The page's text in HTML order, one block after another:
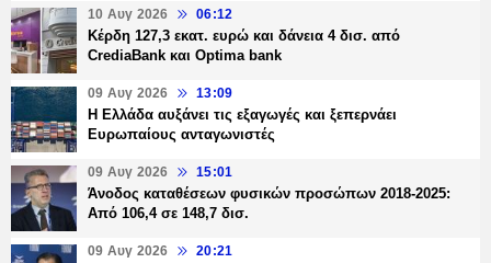
10 Αυγ 2026 06:12
Κέρδη 127,3 εκατ. ευρώ και δάνεια 4 δισ. από
CrediaBank και Optima bank
09 Αυγ 2026 13:09
Η Ελλάδα αυξάνει τις εξαγωγές και ξεπερνάει
Ευρωπαίους ανταγωνιστές
09 Αυγ 2026 15:01
Άνοδος καταθέσεων φυσικών προσώπων 2018-2025:
Από 106,4 σε 148,7 δισ.
09 Αυγ 2026 20:21